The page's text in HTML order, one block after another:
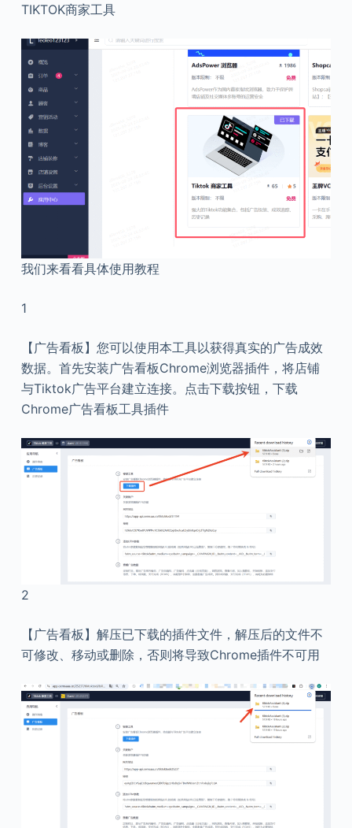
TIKTOK商家工具
我们来看看具体使用教程
1
【广告看板】您可以使用本工具以获得真实的广告成效
数据。首先安装广告看板Chrome浏览器插件，将店铺
与Tiktok广告平台建立连接。点击下载按钮，下载
Chrome广告看板工具插件
2
【广告看板】解压已下载的插件文件，解压后的文件不
可修改、移动或删除，否则将导致Chrome插件不可用